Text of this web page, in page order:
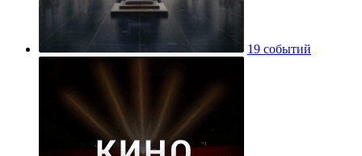
19 событий